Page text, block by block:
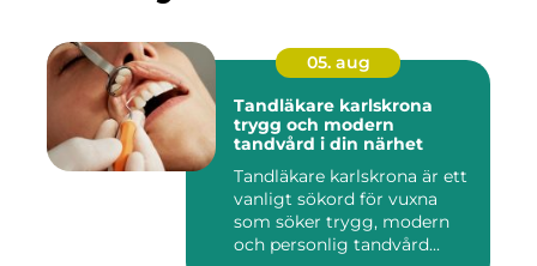
05. aug
Tandläkare karlskrona
trygg och modern
tandvård i din närhet
Tandläkare karlskrona är ett
vanligt sökord för vuxna
som söker trygg, modern
och personlig tandvård...